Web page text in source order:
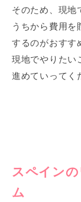
そのため、現地
うちから費用を
するのがおすす
現地でやりたい
進めていってく
スペイン
ム